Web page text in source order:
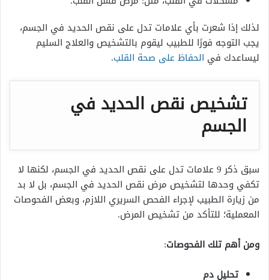
لذلك إذا شعرت بأي علامات تدل على نقص الحديد في الجسم،
يجب التوجه فورًا للطبيب ليقوم بالتشخيص والعلاج السليم
ليساعدك في الحفاظ على صحة القلب.
تشخيص نقص الحديد في
الجسم
سبق ذكر 9 علامات تدل على نقص الحديد في الجسم، لكنها لا
تكفي وحدها لتشخيص مرض نقص الحديد في الجسم، بل لا بد
من زيارة الطبيب لإجراء الفحص السريري اللازم، وبعض الفحوصات
المعملية؛ للتأكد من تشخيص المرض.
ومن أهم تلك الفحوصات:
تحليل دم